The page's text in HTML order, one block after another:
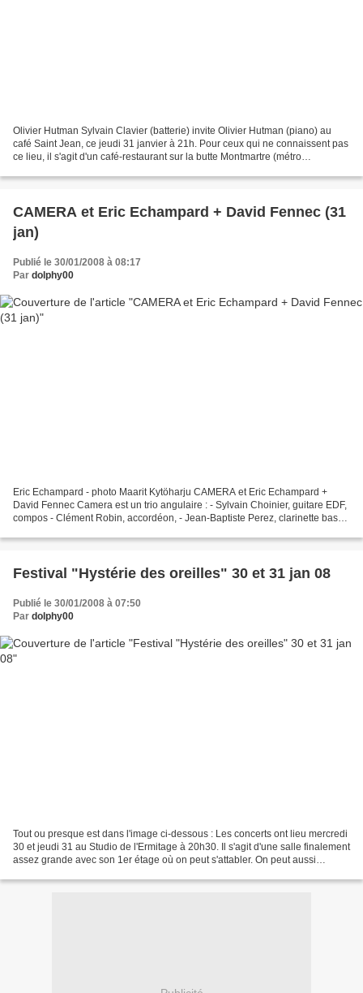
Olivier Hutman Sylvain Clavier (batterie) invite Olivier Hutman (piano) au
café Saint Jean, ce jeudi 31 janvier à 21h. Pour ceux qui ne connaissent pas
ce lieu, il s'agit d'un café-restaurant sur la butte Montmartre (métro
CAMERA et Eric Echampard + David Fennec (31
jan)
Publié le 30/01/2008 à 08:17
Par dolphy00
Eric Echampard - photo Maarit Kytöharju CAMERA et Eric Echampard +
David Fennec Camera est un trio angulaire : - Sylvain Choinier, guitare EDF,
compos - Clément Robin, accordéon, - Jean-Baptiste Perez, clarinette basse
Festival "Hystérie des oreilles" 30 et 31 jan 08
Publié le 30/01/2008 à 07:50
Par dolphy00
Tout ou presque est dans l'image ci-dessous : Les concerts ont lieu mercredi
30 et jeudi 31 au Studio de l'Ermitage à 20h30. Il s'agit d'une salle finalement
assez grande avec son 1er étage où on peut s'attabler. On peut aussi